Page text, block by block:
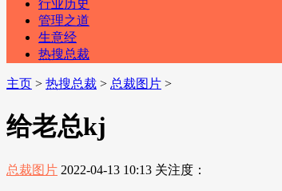
行业历史
管理之道
生意经
热搜总裁
主页 > 热搜总裁 > 总裁图片 >
给老总kj
总裁图片 2022-04-13 10:13 关注度：